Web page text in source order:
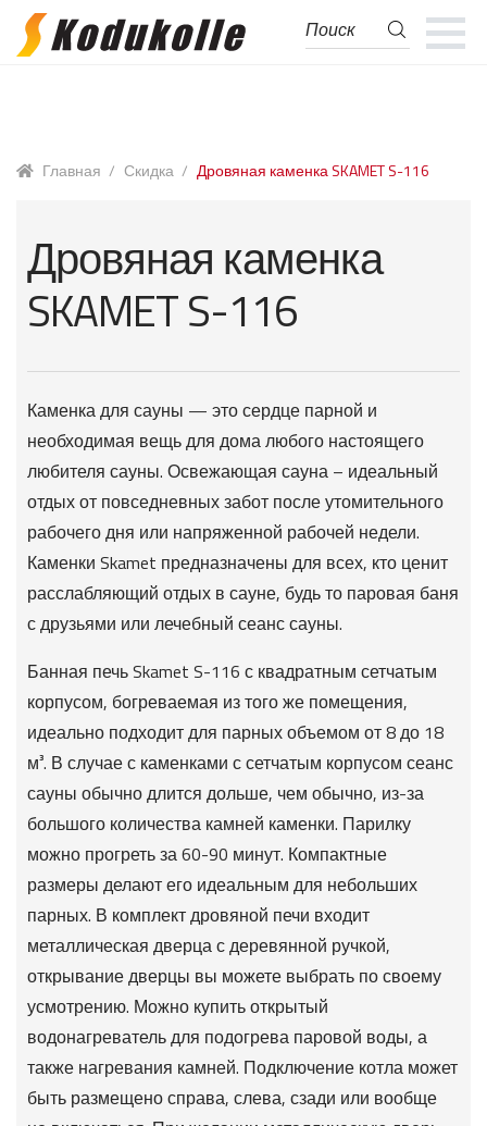
Перейти
Перейти
Поиск:
Поиск
Главная / Скидка / Дровяная каменка SKAMET S-116
Дровяная каменка
SKAMET S-116
Каменка для сауны — это сердце парной и
необходимая вещь для дома любого настоящего
любителя сауны. Освежающая сауна – идеальный
отдых от повседневных забот после утомительного
рабочего дня или напряженной рабочей недели.
Каменки Skamet предназначены для всех, кто ценит
расслабляющий отдых в сауне, будь то паровая баня
с друзьями или лечебный сеанс сауны.
Банная печь Skamet S-116 с квадратным сетчатым
корпусом, богреваемая из того же помещения,
идеально подходит для парных объемом от 8 до 18
м³. В случае с каменками с сетчатым корпусом сеанс
сауны обычно длится дольше, чем обычно, из-за
большого количества камней каменки. Парилку
можно прогреть за 60-90 минут. Компактные
размеры делают его идеальным для небольших
парных. В комплект дровяной печи входит
металлическая дверца с деревянной ручкой,
открывание дверцы вы можете выбрать по своему
усмотрению. Можно купить открытый
водонагреватель для подогрева паровой воды, а
также нагревания камней. Подключение котла может
быть размещено справа, слева, сзади или вообще